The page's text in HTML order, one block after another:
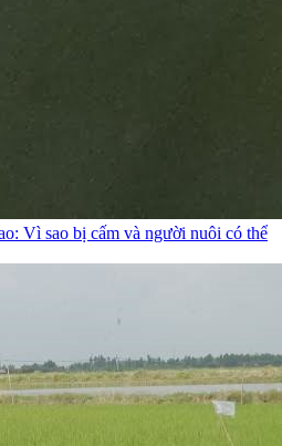
Vì sao bị cấm và người nuôi có thể